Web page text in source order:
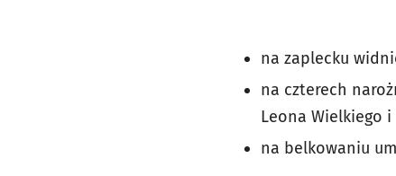
na zaplecku
na czterech
Leona Wielkiego
na belkowaniu